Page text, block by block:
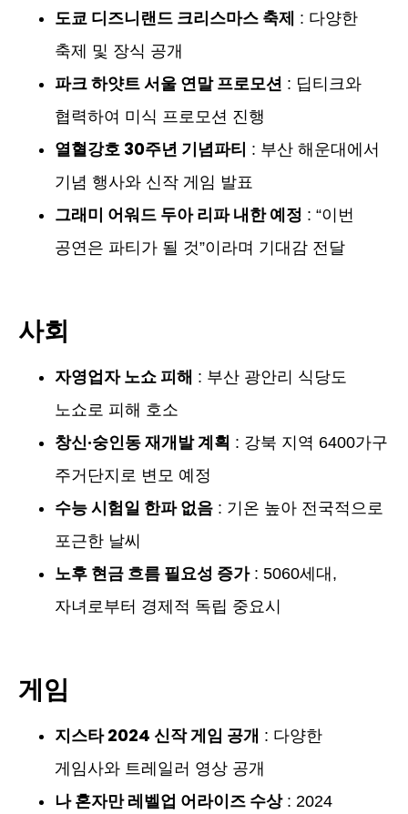
도쿄 디즈니랜드 크리스마스 축제 : 다양한
축제 및 장식 공개
파크 하얏트 서울 연말 프로모션 : 딥티크와
협력하여 미식 프로모션 진행
열혈강호 30주년 기념파티 : 부산 해운대에서
기념 행사와 신작 게임 발표
그래미 어워드 두아 리파 내한 예정 : “이번
공연은 파티가 될 것”이라며 기대감 전달
사회
자영업자 노쇼 피해 : 부산 광안리 식당도
노쇼로 피해 호소
창신·숭인동 재개발 계획 : 강북 지역 6400가구
주거단지로 변모 예정
수능 시험일 한파 없음 : 기온 높아 전국적으로
포근한 날씨
노후 현금 흐름 필요성 증가: 5060세대,
자녀로부터 경제적 독립 중요시
게임
지스타 2024 신작 게임 공개 : 다양한
게임사와 트레일러 영상 공개
나 혼자만 레벨업 어라이즈 수상: 2024